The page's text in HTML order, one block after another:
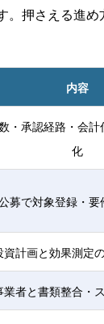
。押さえる進
内容
・承認経路・会計
化
募で対象登録・要
資計画と効果測定
業者と書類整合・